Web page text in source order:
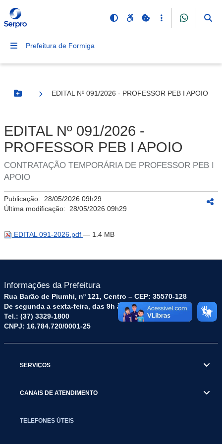
Prefeitura de Formiga
Botão Menu
EDITAL Nº 091/2026 - PROFESSOR PEB I APOIO
EDITAL Nº 091/2026 -
PROFESSOR PEB I APOIO
CONTRATAÇÃO TEMPORÁRIA DE PROFESSOR PEB I
APOIO
Publicação: 28/05/2026 09h29
Última modificação: 28/05/2026 09h29
EDITAL 091-2026.pdf — 1.4 MB
Informações da Prefeitura
Rua Barão de Piumhi, nº 121, Centro – CEP: 35570-128
De segunda a sexta-feira, das 9h às 16h
Tel.: (37) 3329-1800
CNPJ: 16.784.720/0001-25
SERVIÇOS
CANAIS DE ATENDIMENTO
TELEFONES ÚTEIS